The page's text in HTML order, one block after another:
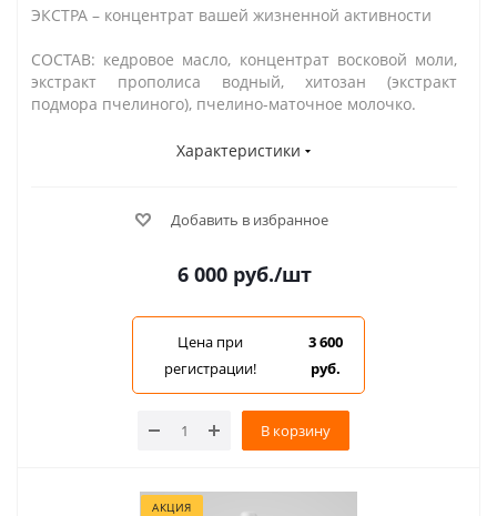
ЭКСТРА – концентрат вашей жизненной активности
СОСТАВ: кедровое масло, концентрат восковой моли,
экстракт прополиса водный, хитозан (экстракт
подмора пчелиного), пчелино-маточное молочко.
Характеристики
Добавить в избранное
6 000 руб./шт
Цена при
регистрации!
3 600
руб.
В корзину
АКЦИЯ